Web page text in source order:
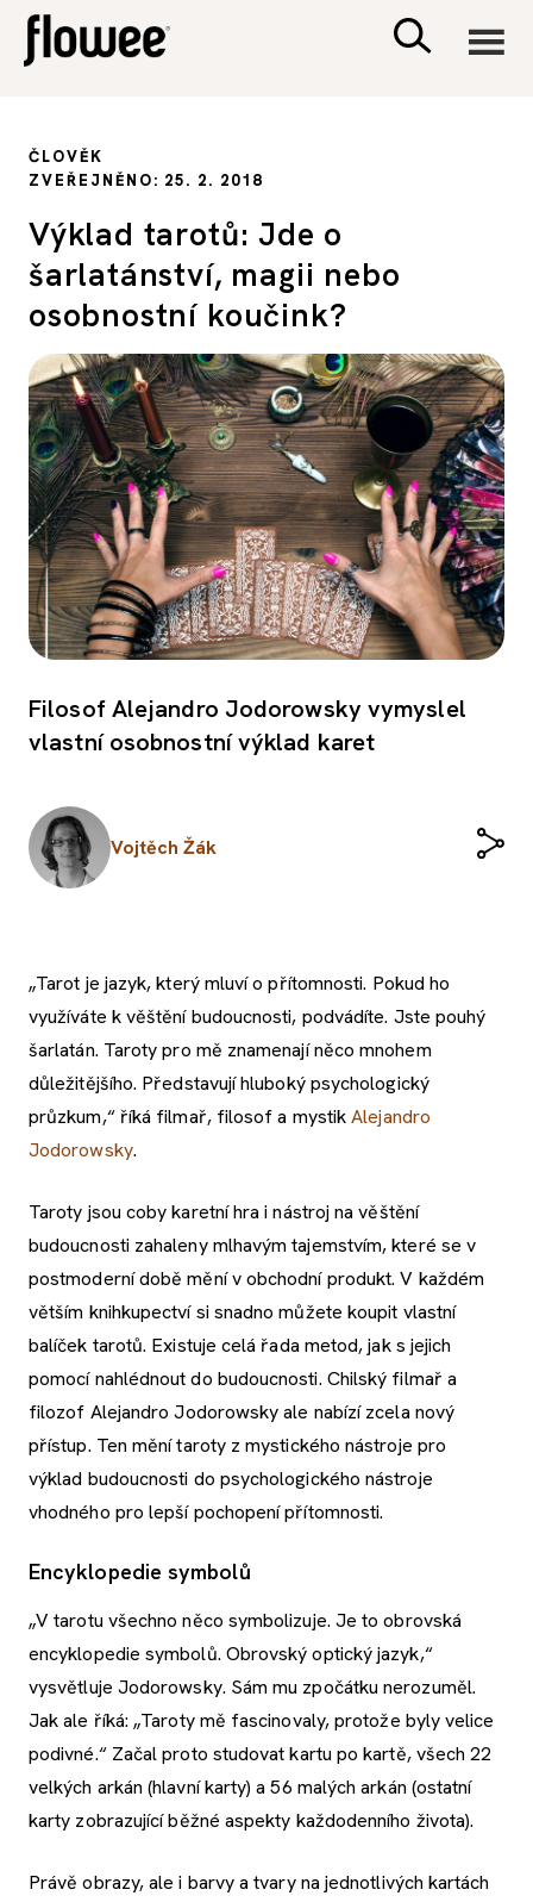
PSYCHOLOGIE
SEX A VZTAHY
PORADNA
ČLOVĚK
ZVEŘEJNĚNO: 25. 2. 2018
Výklad tarotů: Jde o
šarlatánství, magii nebo
osobnostní koučink?
Filosof Alejandro Jodorowsky vymyslel
vlastní osobnostní výklad karet
Vojtěch Žák
„Tarot je jazyk, který mluví o přítomnosti. Pokud ho
využíváte k věštění budoucnosti, podvádíte. Jste pouhý
šarlatán. Taroty pro mě znamenají něco mnohem
důležitějšího. Představují hluboký psychologický
průzkum,“ říká filmař, filosof a mystikAlejandro
Jodorowsky.
Taroty jsou coby karetní hra i nástroj na věštění
budoucnosti zahaleny mlhavým tajemstvím, které se v
postmoderní době mění v obchodní produkt. V každém
větším knihkupectví si snadno můžete koupit vlastní
balíček tarotů. Existuje celá řada metod, jak s jejich
pomocí nahlédnout do budoucnosti. Chilský filmař a
filozof Alejandro Jodorowsky ale nabízí zcela nový
přístup. Ten mění taroty z mystického nástroje pro
výklad budoucnosti do psychologického nástroje
vhodného pro lepší pochopení přítomnosti.
Encyklopedie symbolů
„V tarotu všechno něco symbolizuje. Je to obrovská
encyklopedie symbolů. Obrovský optický jazyk,“
vysvětluje Jodorowsky. Sám mu zpočátku nerozuměl.
Jak ale říká: „Taroty mě fascinovaly, protože byly velice
podivné.“ Začal proto studovat kartu po kartě, všech 22
velkých arkán (hlavní karty) a 56 malých arkán (ostatní
karty zobrazující běžné aspekty každodenního života).
Právě obrazy, ale i barvy a tvary na jednotlivých kartách